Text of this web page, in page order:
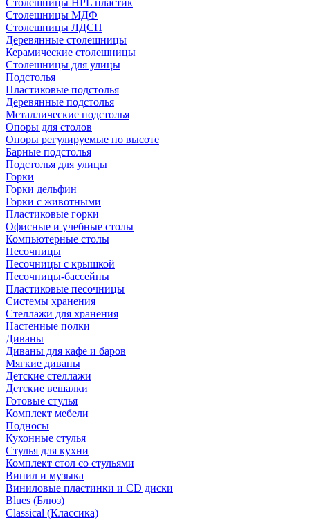
Столешницы HPL пластик
Столешницы МДФ
Столешницы ЛДСП
Деревянные столешницы
Керамические столешницы
Столешницы для улицы
Подстолья
Пластиковые подстолья
Деревянные подстолья
Металлические подстолья
Опоры для столов
Опоры регулируемые по высоте
Барные подстолья
Подстолья для улицы
Горки
Горки дельфин
Горки с животными
Пластиковые горки
Офисные и учебные столы
Компьютерные столы
Песочницы
Песочницы с крышкой
Песочницы-бассейны
Пластиковые песочницы
Системы хранения
Стеллажи для хранения
Настенные полки
Диваны
Диваны для кафе и баров
Мягкие диваны
Детские стеллажи
Детские вешалки
Готовые стулья
Комплект мебели
Подносы
Кухонные стулья
Стулья для кухни
Комплект стол со стульями
Винил и музыка
Виниловые пластинки и CD диски
Blues (Блюз)
Classical (Классика)